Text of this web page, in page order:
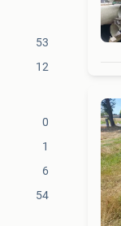
53
12
0
1
6
54